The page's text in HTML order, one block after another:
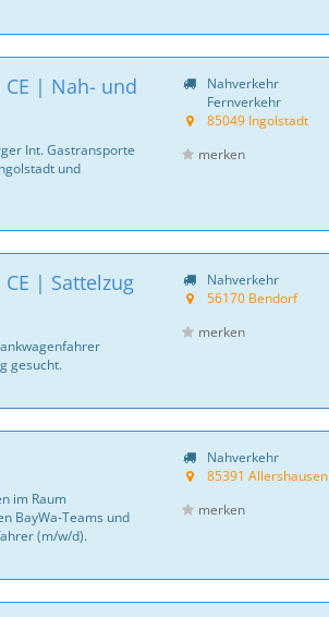
| Nah- und
Int. Gastransporte
und
Nahverkehr
Fernverkehr
85049 Ingolstadt
merken
| Sattelzug
gesucht.
Nahverkehr
56170 Bendorf
merken
im Raum
BayWa-Teams und
(m/w/d).
Nahverkehr
85391 Allershausen
merken